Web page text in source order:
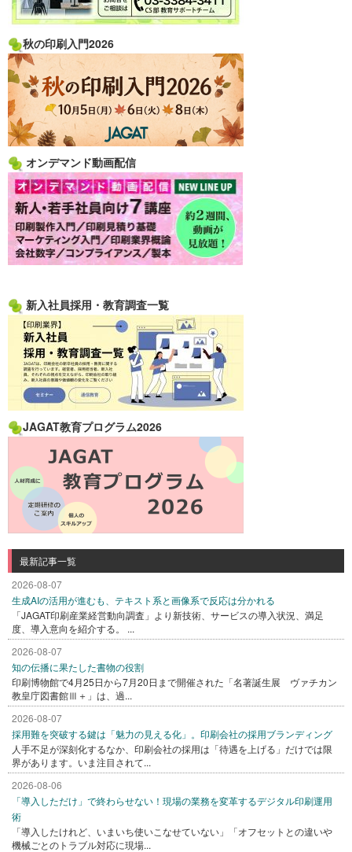
秋の印刷入門2026
オンデマンド動画配信
新入社員採用・教育調査一覧
JAGAT教育プログラム2026
最新記事一覧
2026-08-07
生成AIの活用が進むも、テキスト系と画像系で反応は分かれる
「JAGAT印刷産業経営動向調査」より新技術、サービスの導入状況、満足
度、導入意向を紹介する。 ...
2026-08-07
知の伝播に果たした書物の役割
印刷博物館で4月25日から7月20日まで開催された「名著誕生展 ヴァチカン
教皇庁図書館Ⅲ＋」は、過...
2026-08-07
採用難を突破する鍵は「魅力の見える化」。印刷会社の採用ブランディング
人手不足が深刻化するなか、印刷会社の採用は「待遇を上げる」だけでは限
界があります。いま注目されて...
2026-08-06
「導入しただけ」で終わらせない！現場の業務を変革するデジタル印刷運用
術
「導入したけれど、いまいち使いこなせていない」「オフセットとの違いや
機械ごとのトラブル対応に現場...